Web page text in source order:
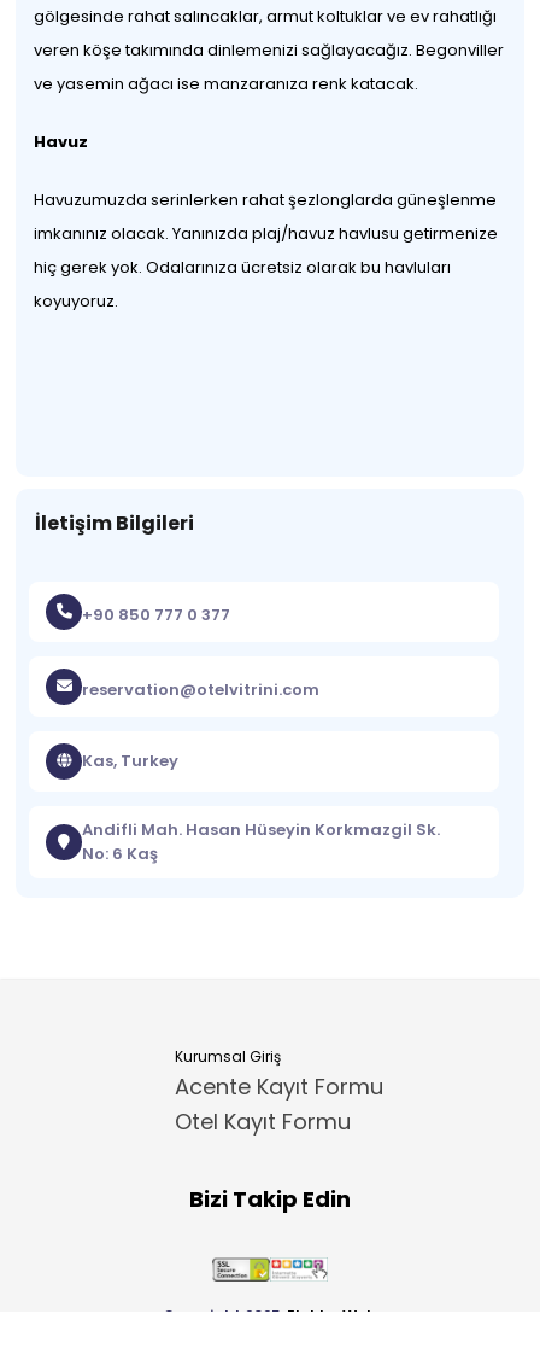
gölgesinde rahat salıncaklar, armut koltuklar ve ev rahatlığı
veren köşe takımında dinlemenizi sağlayacağız. Begonviller
ve yasemin ağacı ise manzaranıza renk katacak.
Havuz
Havuzumuzda serinlerken rahat şezlonglarda güneşlenme
imkanınız olacak. Yanınızda plaj/havuz havlusu getirmenize
hiç gerek yok. Odalarınıza ücretsiz olarak bu havluları
koyuyoruz.
İletişim Bilgileri
+90 850 777 0 377
reservation@otelvitrini.com
Kas, Turkey
Andifli Mah. Hasan Hüseyin Korkmazgil Sk.
No: 6 Kaş
Kurumsal Giriş
Acente Kayıt Formu
Otel Kayıt Formu
Bizi Takip Edin
Copyright 2025 ElektraWeb